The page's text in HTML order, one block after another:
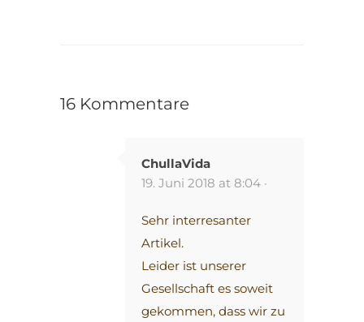
16 Kommentare
ChullaVida
19. Juni 2018 at 8:04 ·
Sehr interresanter
Artikel.
Leider ist unserer
Gesellschaft es soweit
gekommen, dass wir zu